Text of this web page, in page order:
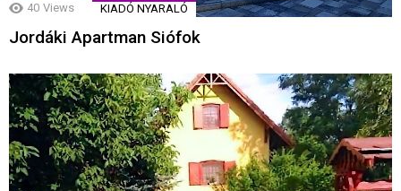
40 Views KIADÓ NYARALÓ
Jordáki Apartman Siófok